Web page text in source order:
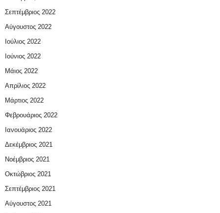
Σεπτέμβριος 2022
Αύγουστος 2022
Ιούλιος 2022
Ιούνιος 2022
Μάιος 2022
Απρίλιος 2022
Μάρτιος 2022
Φεβρουάριος 2022
Ιανουάριος 2022
Δεκέμβριος 2021
Νοέμβριος 2021
Οκτώβριος 2021
Σεπτέμβριος 2021
Αύγουστος 2021